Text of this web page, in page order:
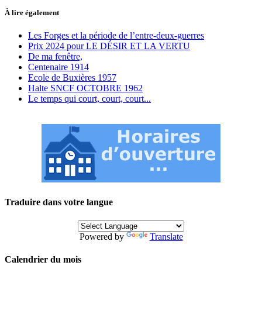
À lire également
Les Forges et la période de l’entre-deux-guerres
Prix 2024 pour LE DÉSIR ET LA VERTU
De ma fenêtre,
Centenaire 1914
Ecole de Buxières 1957
Halte SNCF OCTOBRE 1962
Le temps qui court, court, court...
Traduire dans votre langue
Powered by Translate
Calendrier du mois